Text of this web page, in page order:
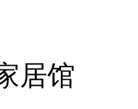
居馆